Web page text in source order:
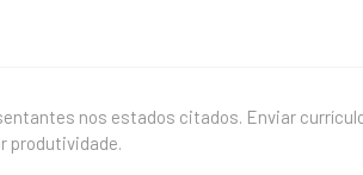
nos estados citados. Enviar
produtividade.